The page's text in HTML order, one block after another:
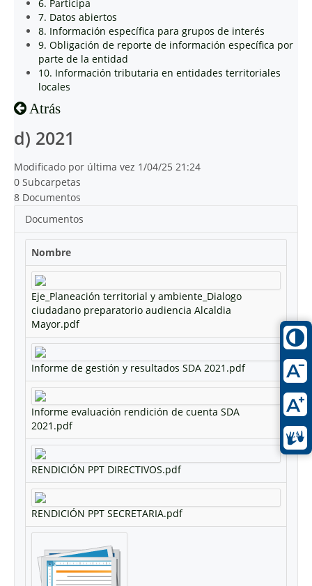
6. Participa
7. Datos abiertos
8. Información específica para grupos de interés
9. Obligación de reporte de información específica por
parte de la entidad
10. Información tributaria en entidades territoriales
locales
Atrás
d) 2021
Modificado por última vez 1/04/25 21:24
0 Subcarpetas
8 Documentos
Documentos
Nombre
Eje_Planeación territorial y ambiente_Dialogo
ciudadano preparatorio audiencia Alcaldia
Mayor.pdf
Informe de gestión y resultados SDA 2021.pdf
Informe evaluación rendición de cuenta SDA
2021.pdf
RENDICIÓN PPT DIRECTIVOS.pdf
RENDICIÓN PPT SECRETARIA.pdf